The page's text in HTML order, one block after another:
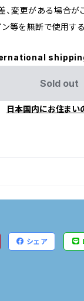
変更がある場合がご
を無断で使用する
Sold out
日本国内にお住まい
シェア